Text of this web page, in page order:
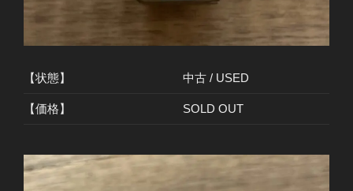
【状態】 中古 / USED
【価格】 SOLD OUT